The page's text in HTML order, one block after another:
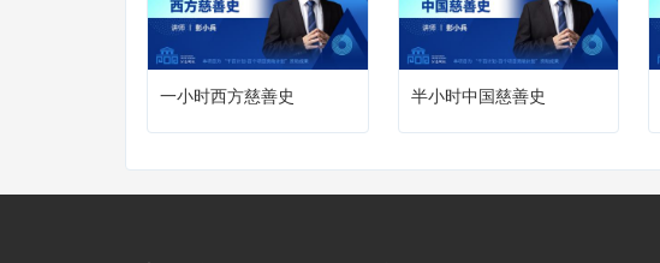
一小时西方慈善史 半小时中国慈善史